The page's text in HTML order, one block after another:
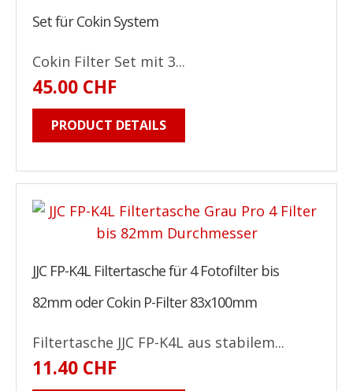
Set für Cokin System
Cokin Filter Set mit 3...
45.00 CHF
PRODUCT DETAILS
JJC FP-K4L Filtertasche für 4 Fotofilter bis
82mm oder Cokin P-Filter 83x100mm
Filtertasche JJC FP-K4L aus stabilem...
11.40 CHF